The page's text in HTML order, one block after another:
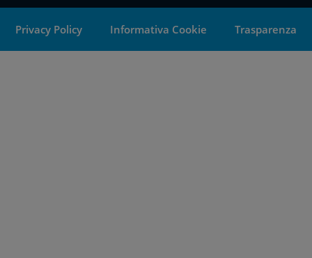
Privacy Policy Informativa Cookie Trasparenza